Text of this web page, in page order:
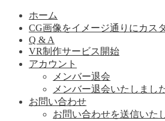
ホーム
CG画像をイメージ通りにカス
Q & A
VR制作サービス開始
アカウント
メンバー退会
メンバー退会いたしまし
お問い合わせ
お問い合わせを送信いた